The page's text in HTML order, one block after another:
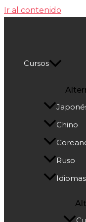
Ir al contenido
Cursos
Chino
Ruso